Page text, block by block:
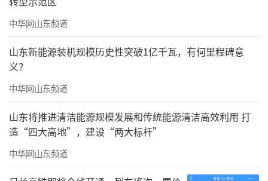
淘系大奶糖漏出甜甜的笑脸
偶尔也喜欢吓唬一下你身边的小朋友
中华网山东频道
山东新能源装机规模历史性突破1亿千瓦，有何里程碑意
义？
中华网山东频道
山东将推进清洁能源规模发展和传统能源清洁高效利用 打
造“四大高地”，建设“两大标杆”
中华网山东频道